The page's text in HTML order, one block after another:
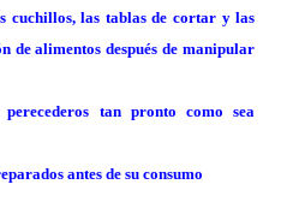
cuchillos, las tablas de cortar y las
de alimentos después de manipular
tan pronto como sea
antes de su consumo